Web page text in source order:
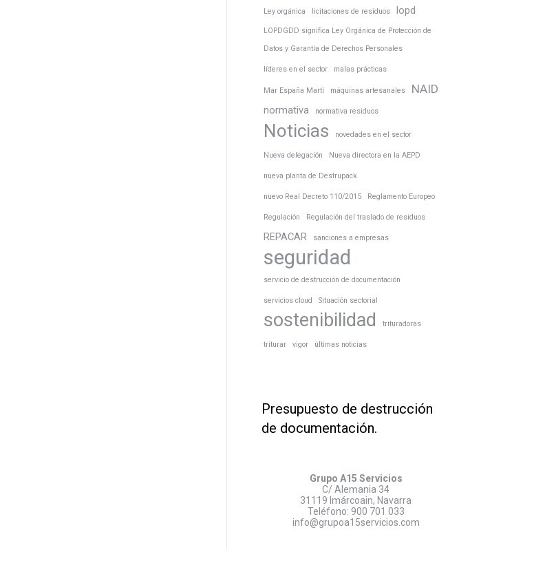
Ley orgánica licitaciones de residuos lopd
LOPDGDD significa Ley Orgánica de Protección de
Datos y Garantía de Derechos Personales
líderes en el sector malas prácticas
Mar España Martí máquinas artesanales NAID
normativa normativa residuos
Noticias novedades en el sector
Nueva delegación Nueva directora en la AEPD
nueva planta de Destrupack
nuevo Real Decreto 110/2015 Reglamento Europeo
Regulación Regulación del traslado de residuos
REPACAR sanciones a empresas
seguridad
servicio de destrucción de documentación
servicios cloud Situación sectorial
sostenibilidad trituradoras
triturar vigor últimas noticias
Presupuesto de destrucción
de documentación.
Grupo A15 Servicios
C/ Alemania 34
31119 Imárcoain, Navarra
Teléfono: 900 701 033
info@grupoa15servicios.com